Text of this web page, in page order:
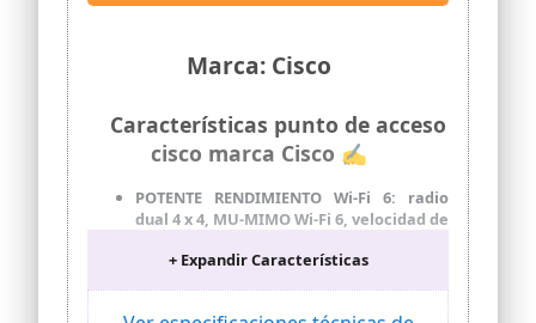
Marca: Cisco
Características punto de acceso
cisco marca Cisco ✍
POTENTE RENDIMIENTO Wi-Fi 6: radio
dual 4 x 4, MU-MIMO Wi-Fi 6, velocidad de
OFDMA de enlace
latencia, MU-MIMO para maximizar el
+ Expandir Características